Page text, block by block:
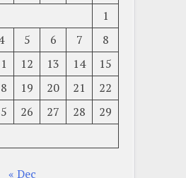
1
5 6 7
8
12 13 14
15
19 20 21
22
26 27 28
29
« Dec